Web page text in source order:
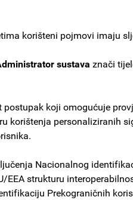
korišteni pojmovi imaju
sustava znači
postupak koji omogućuje
korištenja personaliziranih
Nacionalnog
EEA strukturu
Prekograničnih